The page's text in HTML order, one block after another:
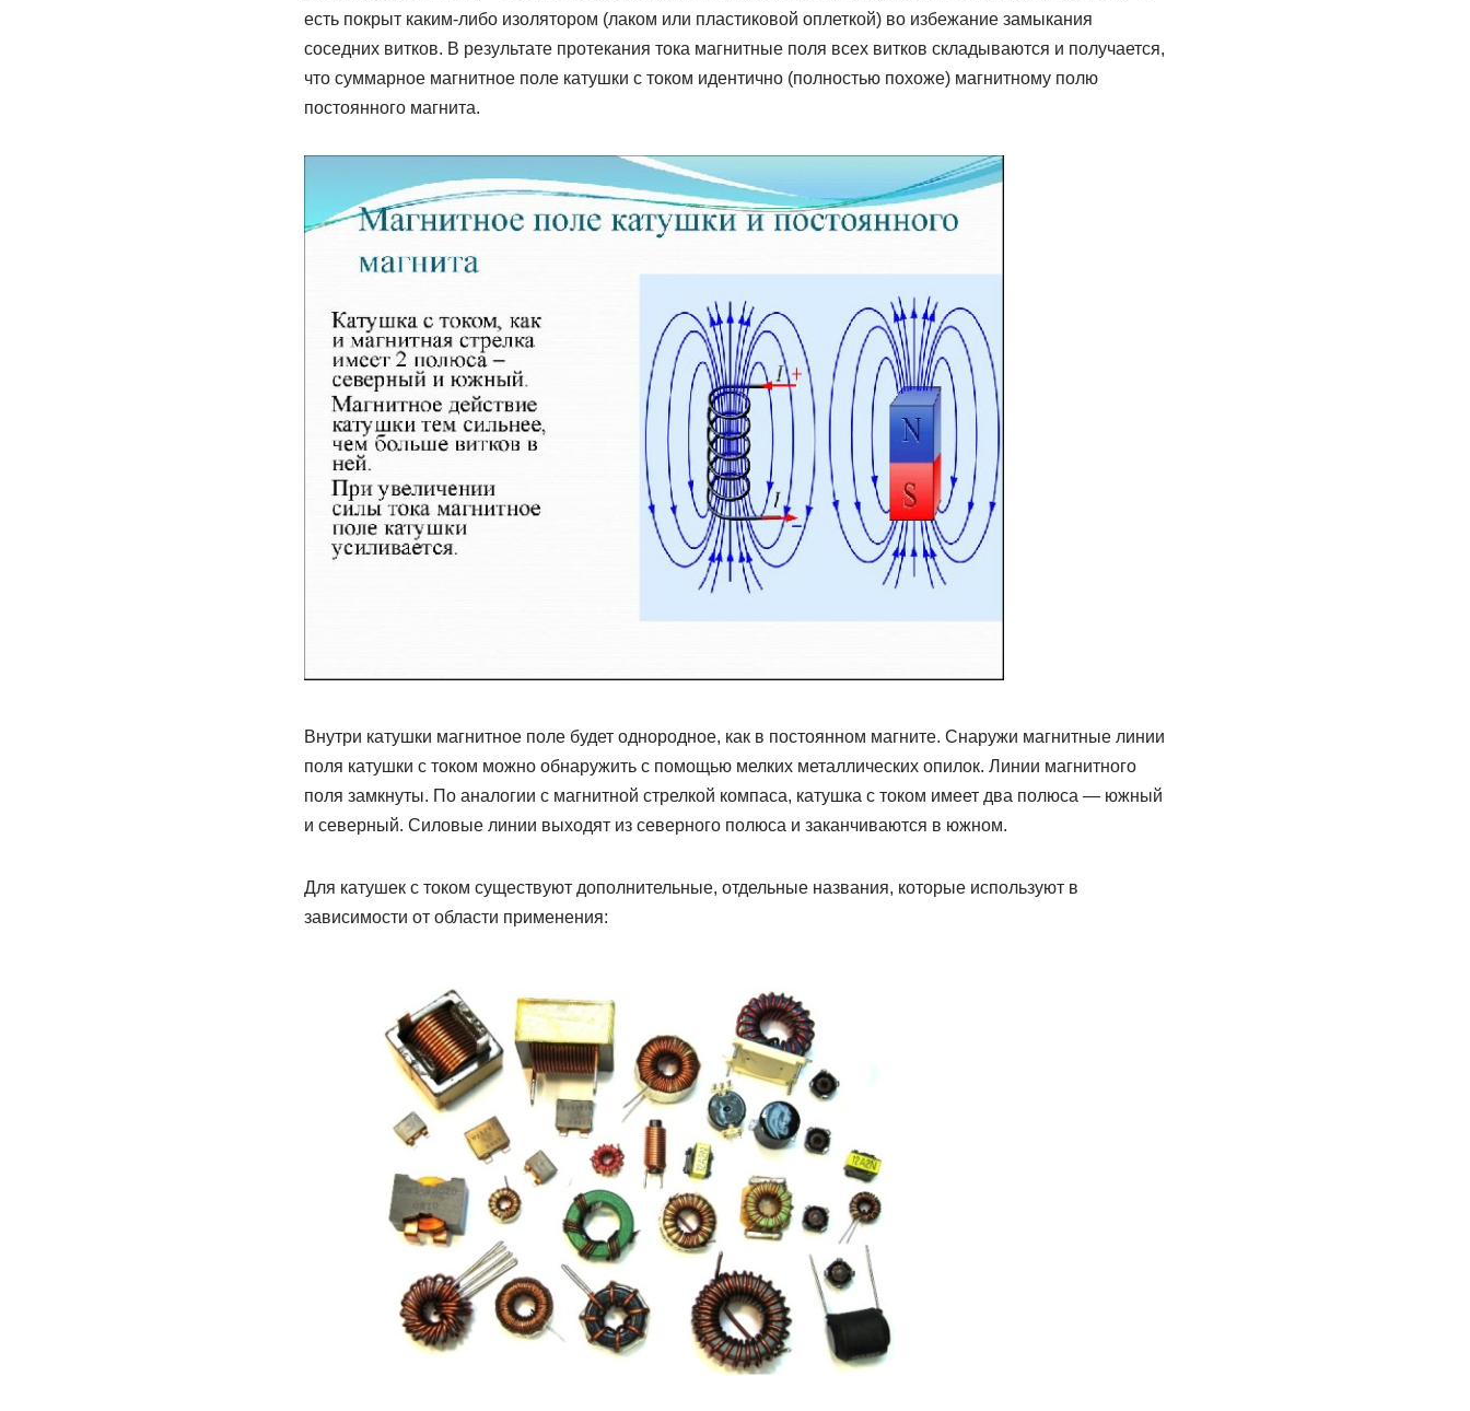
есть покрыт каким-либо изолятором (лаком или пластиковой оплеткой) во избежание замыкания
соседних витков. В результате протекания тока магнитные поля всех витков складываются и получается,
что суммарное магнитное поле катушки с током идентично (полностью похоже) магнитному полю
постоянного магнита.
Внутри катушки магнитное поле будет однородное, как в постоянном магните. Снаружи магнитные линии
поля катушки с током можно обнаружить с помощью мелких металлических опилок. Линии магнитного
поля замкнуты. По аналогии с магнитной стрелкой компаса, катушка с током имеет два полюса — южный
и северный. Силовые линии выходят из северного полюса и заканчиваются в южном.
Для катушек с током существуют дополнительные, отдельные названия, которые используют в
зависимости от области применения: